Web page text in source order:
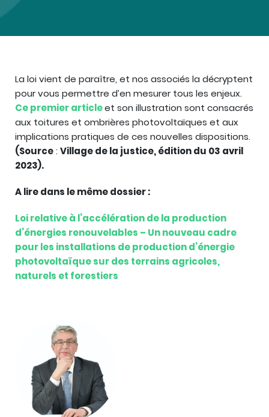
La loi vient de paraître, et nos associés la décryptent
pour vous permettre d’en mesurer tous les enjeux.
Ce premier articleet son illustration sont consacrés
aux toitures et ombrières photovoltaïques et aux
implications pratiques de ces nouvelles dispositions.
(Source: Village de la justice, édition du 03 avril
2023).
A lire dans le même dossier :
Loi relative à l’accélération de la production
d’énergies renouvelables – Un nouveau cadre
pour les installations de production d’énergie
photovoltaïque sur des terrains agricoles,
naturels et forestiers